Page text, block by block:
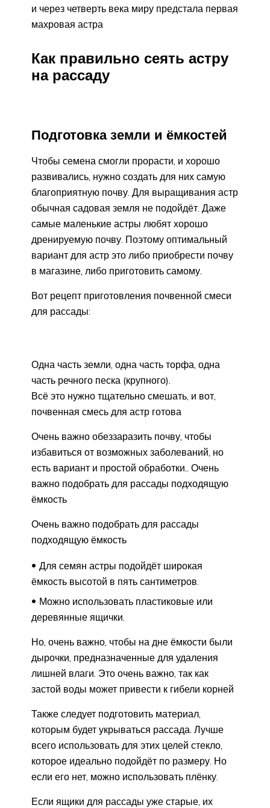
и через четверть века миру предстала первая
махровая астра
Как правильно сеять астру
на рассаду
Подготовка земли и ёмкостей
Чтобы семена смогли прорасти, и хорошо
развивались, нужно создать для них самую
благоприятную почву. Для выращивания астр
обычная садовая земля не подойдёт. Даже
самые маленькие астры любят хорошо
дренируемую почву. Поэтому оптимальный
вариант для астр это либо приобрести почву
в магазине, либо приготовить самому.
Вот рецепт приготовления почвенной смеси
для рассады:
Одна часть земли, одна часть торфа, одна
часть речного песка (крупного).
Всё это нужно тщательно смешать, и вот,
почвенная смесь для астр готова
Очень важно обеззаразить почву, чтобы
избавиться от возможных заболеваний, но
есть вариант и простой обработки.. Очень
важно подобрать для рассады подходящую
ёмкость
Очень важно подобрать для рассады
подходящую ёмкость
Для семян астры подойдёт широкая
ёмкость высотой в пять сантиметров.
Можно использовать пластиковые или
деревянные ящички.
Но, очень важно, чтобы на дне ёмкости были
дырочки, предназначенные для удаления
лишней влаги. Это очень важно, так как
застой воды может привести к гибели корней
Также следует подготовить материал,
которым будет укрываться рассада. Лучше
всего использовать для этих целей стекло,
которое идеально подойдёт по размеру. Но
если его нет, можно использовать плёнку.
Если ящики для рассады уже старые, их